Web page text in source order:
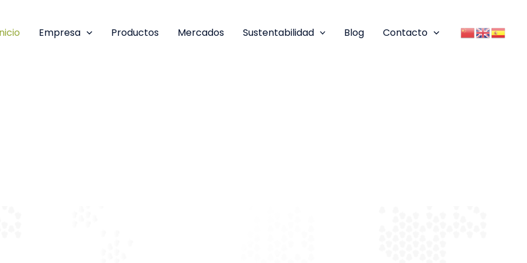
Empresa Productos Mercados Sustentabilidad Blog Contacto